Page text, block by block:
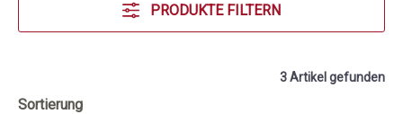
PRODUKTE FILTERN
3 Artikel gefunden
Sortierung